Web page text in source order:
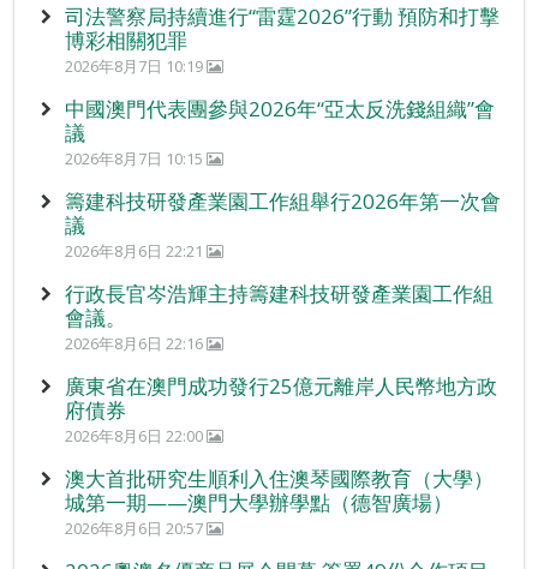
司法警察局持續進行“雷霆2026”行動 預防和打擊
博彩相關犯罪
2026年8月7日 10:19
中國澳門代表團參與2026年“亞太反洗錢組織”會
議
2026年8月7日 10:15
籌建科技研發產業園工作組舉行2026年第一次會
議
2026年8月6日 22:21
行政長官岑浩輝主持籌建科技研發產業園工作組
會議。
2026年8月6日 22:16
廣東省在澳門成功發行25億元離岸人民幣地方政
府債券
2026年8月6日 22:00
澳大首批研究生順利入住澳琴國際教育（大學）
城第一期——澳門大學辦學點（德智廣場）
2026年8月6日 20:57